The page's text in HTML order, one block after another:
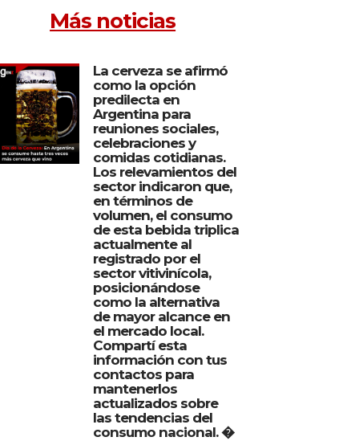
Más noticias
La cerveza se afirmó
como la opción
predilecta en
Argentina para
reuniones sociales,
celebraciones y
comidas cotidianas.
Los relevamientos del
sector indicaron que,
en términos de
volumen, el consumo
de esta bebida triplica
actualmente al
registrado por el
sector vitivinícola,
posicionándose
como la alternativa
de mayor alcance en
el mercado local.
Compartí esta
información con tus
contactos para
mantenerlos
actualizados sobre
las tendencias del
consumo nacional. �